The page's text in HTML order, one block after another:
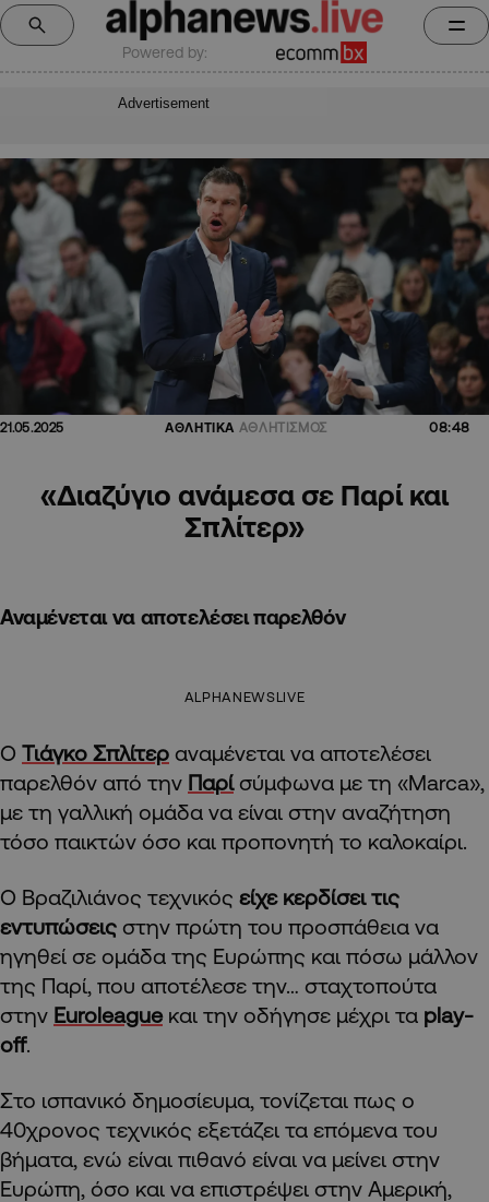
Powered by:
Advertisement
21.05.2025 ΑΘΛΗΤΙΚΑ ΑΘΛΗΤΙΣΜΟΣ 08:48
«Διαζύγιο ανάμεσα σε Παρί και
Σπλίτερ»
Αναμένεται να αποτελέσει παρελθόν
ALPHANEWSLIVE
Ο Τιάγκο Σπλίτερ αναμένεται να αποτελέσει
παρελθόν από την Παρίσύμφωνα με τη «Marca»,
με τη γαλλική ομάδα να είναι στην αναζήτηση
τόσο παικτών όσο και προπονητή το καλοκαίρι.
Ο Βραζιλιάνος τεχνικός είχε κερδίσει τις
εντυπώσεις στην πρώτη του προσπάθεια να
ηγηθεί σε ομάδα της Ευρώπης και πόσω μάλλον
της Παρί, που αποτέλεσε την… σταχτοπούτα
στην Euroleague και την οδήγησε μέχρι τα play-
off.
Στο ισπανικό δημοσίευμα, τονίζεται πως ο
40χρονος τεχνικός εξετάζει τα επόμενα του
βήματα, ενώ είναι πιθανό είναι να μείνει στην
Ευρώπη, όσο και να επιστρέψει στην Αμερική,